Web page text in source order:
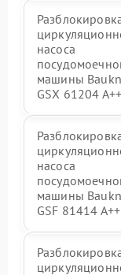
насоса
машины
GSX 61204 A++
насоса
машины
GSF 81414